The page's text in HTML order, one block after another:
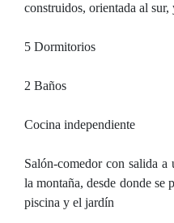
construidos, orientada al sur,
5 Dormitorios
2 Baños
Cocina independiente
Salón-comedor con salida a
la montaña, desde donde se
piscina y el jardín